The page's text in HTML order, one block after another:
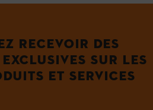
RECEVOIR DES
SUR LES
ET SERVICES